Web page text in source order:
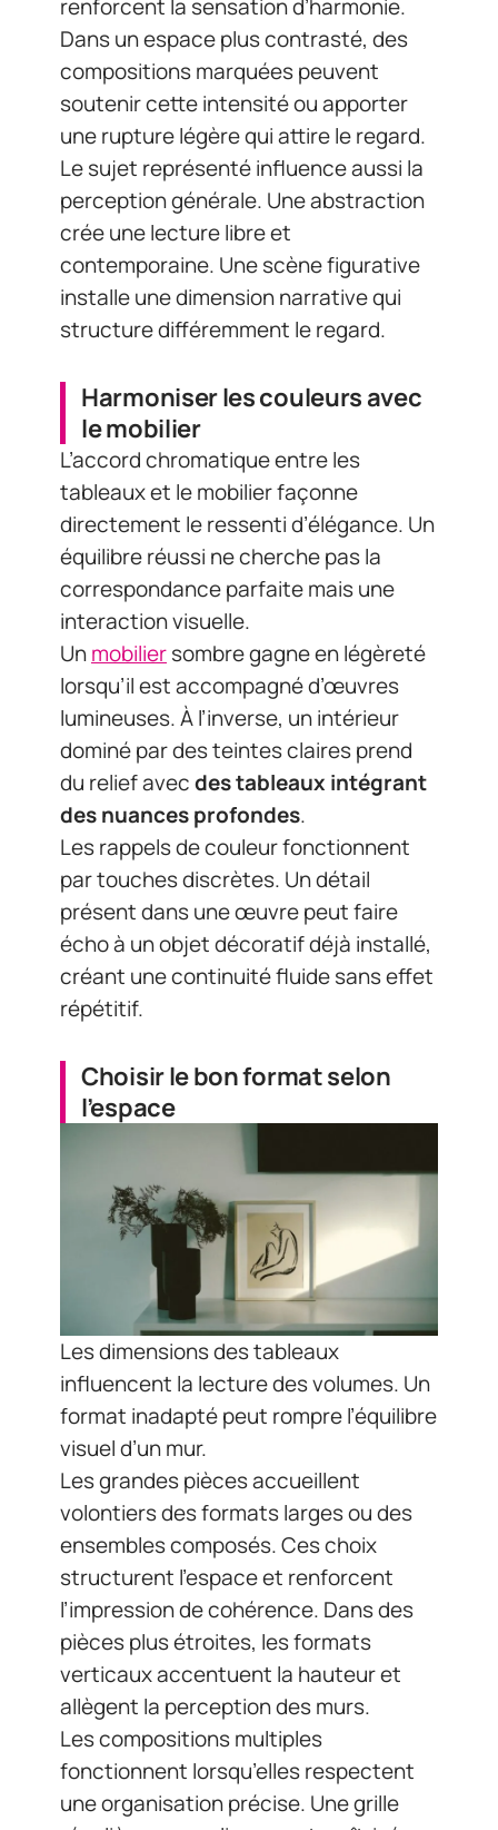
renforcent la sensation d’harmonie.
Dans un espace plus contrasté, des
compositions marquées peuvent
soutenir cette intensité ou apporter
une rupture légère qui attire le regard.
Le sujet représenté influence aussi la
perception générale. Une abstraction
crée une lecture libre et
contemporaine. Une scène figurative
installe une dimension narrative qui
structure différemment le regard.
Harmoniser les couleurs avec
le mobilier
L’accord chromatique entre les
tableaux et le mobilier façonne
directement le ressenti d’élégance. Un
équilibre réussi ne cherche pas la
correspondance parfaite mais une
interaction visuelle.
Unmobiliersombre gagne en légèreté
lorsqu’il est accompagné d’œuvres
lumineuses. À l’inverse, un intérieur
dominé par des teintes claires prend
du relief avecdes tableaux intégrant
des nuances profondes.
Les rappels de couleur fonctionnent
par touches discrètes. Un détail
présent dans une œuvre peut faire
écho à un objet décoratif déjà installé,
créant une continuité fluide sans effet
répétitif.
Choisir le bon format selon
l’espace
Les dimensions des tableaux
influencent la lecture des volumes. Un
format inadapté peut rompre l’équilibre
visuel d’un mur.
Les grandes pièces accueillent
volontiers des formats larges ou des
ensembles composés. Ces choix
structurent l’espace et renforcent
l’impression de cohérence. Dans des
pièces plus étroites, les formats
verticaux accentuent la hauteur et
allègent la perception des murs.
Les compositions multiples
fonctionnent lorsqu’elles respectent
une organisation précise. Une grille